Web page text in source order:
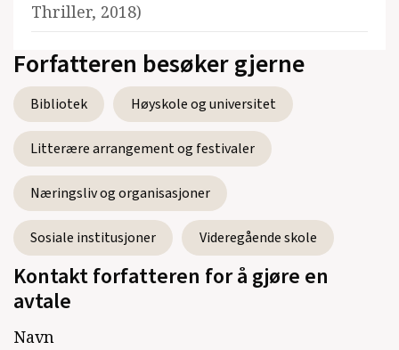
Thriller, 2018)
Forfatteren besøker gjerne
Bibliotek Høyskole og universitet
Litterære arrangement og festivaler
Næringsliv og organisasjoner
Sosiale institusjoner Videregående skole
Kontakt forfatteren for å gjøre en
avtale
Navn